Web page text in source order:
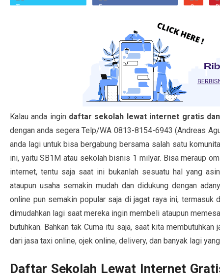
Kalau anda ingin daftar sekolah lewat internet gratis dan
dengan anda segera Telp/WA 0813-8154-6943 (Andreas
anda lagi untuk bisa bergabung bersama salah satu
ini, yaitu SB1M atau sekolah bisnis 1 milyar. Bisa meraup
internet, tentu saja saat ini bukanlah sesuatu hal yang
ataupun usaha semakin mudah dan didukung dengan
online pun semakin popular saja di jagat raya ini, termasuk
dimudahkan lagi saat mereka ingin membeli ataupun
butuhkan. Bahkan tak Cuma itu saja, saat kita
dari jasa taxi online, ojek online, delivery, dan banyak lagi
Daftar Sekolah Lewat Internet